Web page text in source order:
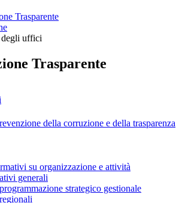
Trasparente
uffici
Trasparente
della corruzione e della trasparenza
su organizzazione e attività
generali
strategico gestionale